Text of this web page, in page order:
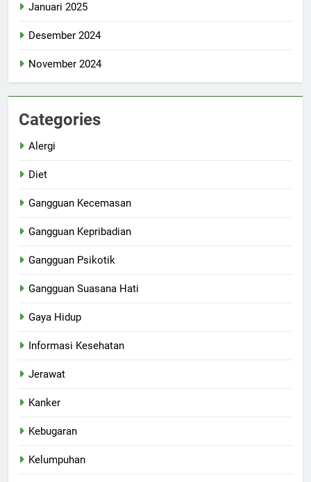
Januari 2025
Desember 2024
November 2024
Categories
Alergi
Diet
Gangguan Kecemasan
Gangguan Kepribadian
Gangguan Psikotik
Gangguan Suasana Hati
Gaya Hidup
Informasi Kesehatan
Jerawat
Kanker
Kebugaran
Kelumpuhan